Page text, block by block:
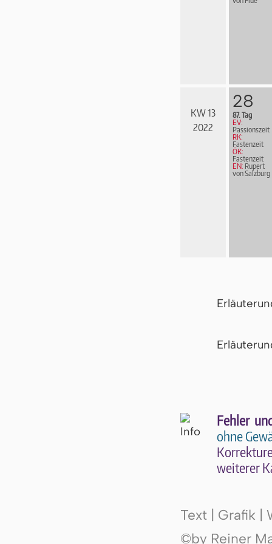
KW 13
2022
28
87. Tag
EV:
Passionszeit
RK:
Fastenzeit
ÖK:
Fastenzeit
EN: Rupert
von Salzburg
Fehler
ohne
wei­te­rer
Text | Grafik |
©by Reiner